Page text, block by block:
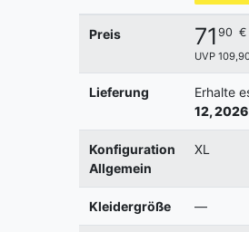
Preis 71 90 €
UVP
Lieferung Erhalte
12, 2026
Konfiguration
Allgemein
XL
Kleidergröße —